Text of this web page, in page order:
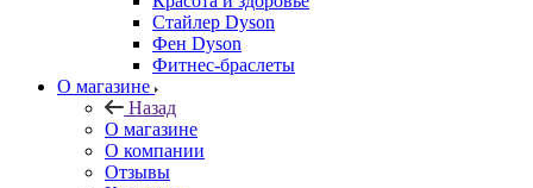
Стайлер Dyson
Фен Dyson
Фитнес-браслеты
О магазине
Назад
О магазине
О компании
Отзывы